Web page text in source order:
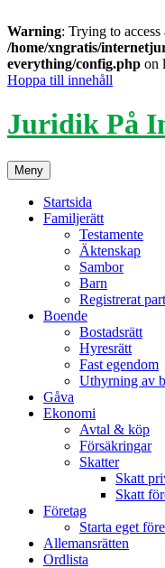
Warning: Trying to
/home/xngratis/
everything/config.php on
Hoppa till innehåll
Juridik På
Meny
Startsida
Familjerätt
Testamente
Äktenskap
Sambor
Barn
Registrerat
Boende
Bostadsrätt
Hyresrätt
Fast egendom
Uthyrning av
Gåva
Ekonomi
Avtal & köp
Försäkringar
Skatter
Skatt
Skatt
Företag
Starta eget
Allemansrätten
Ordlista